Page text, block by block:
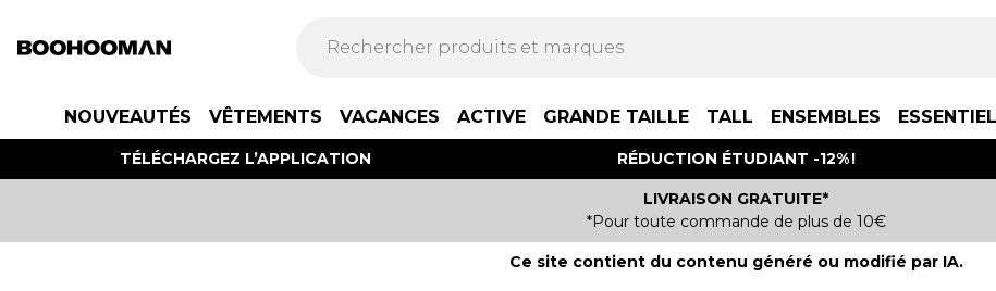
NOUVEAUTÉS VÊTEMENTS VACANCES ACTIVE GRANDE TAILLE TALL ENSEMBLES
TÉLÉCHARGEZ L’APPLICATION RÉDUCTION ÉTUDIANT -12% !
LIVRAISON GRATUITE*
*Pour toute commande de plus de 10€
Ce site contient du contenu généré ou modifié par IA.